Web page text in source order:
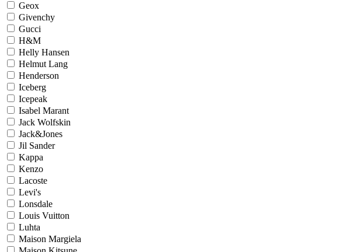
Geox
Givenchy
Gucci
H&M
Helly Hansen
Helmut Lang
Henderson
Iceberg
Icepeak
Isabel Marant
Jack Wolfskin
Jack&Jones
Jil Sander
Kappa
Kenzo
Lacoste
Levi's
Lonsdale
Louis Vuitton
Luhta
Maison Margiela